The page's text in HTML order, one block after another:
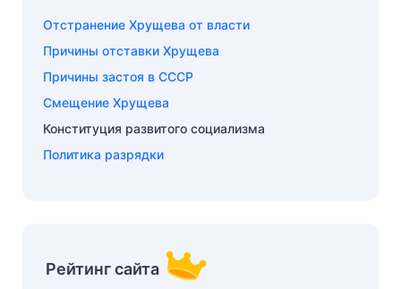
Отстранение Хрущева от власти
Причины отставки Хрущева
Причины застоя в СССР
Смещение Хрущева
Конституция развитого социализма
Политика разрядки
Рейтинг сайта